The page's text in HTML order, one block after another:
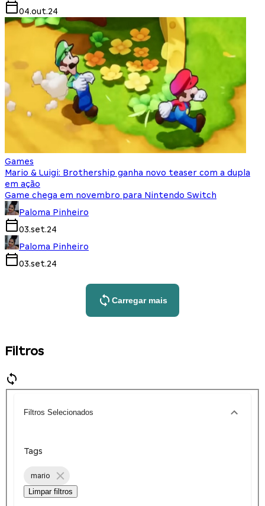
04.out.24
Games
Mario & Luigi: Brothership ganha novo teaser com a dupla
em ação
Game chega em novembro para Nintendo Switch
Paloma Pinheiro
03.set.24
Paloma Pinheiro
03.set.24
Carregar mais
Filtros
Filtros Selecionados
Tags
mario
Limpar filtros